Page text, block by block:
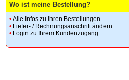
Wo ist meine Bestellung?
• Alle Infos zu Ihren Bestellungen
• Liefer- / Rechnungsanschrift ändern
• Login zu Ihrem Kundenzugang